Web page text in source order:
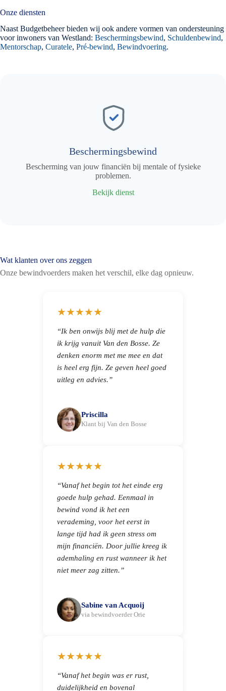
Onze diensten
Naast Budgetbeheer bieden wij ook andere vormen van ondersteuning
voor inwoners van Westland: Beschermingsbewind, Schuldenbewind,
Mentorschap, Curatele, Pré-bewind, Bewindvoering.
Beschermingsbewind
Bescherming van jouw financiën bij mentale of fysieke
problemen.
Bekijk dienst
Wat klanten over ons zeggen
Onze bewindvoerders maken het verschil, elke dag opnieuw.
★★★★★
“Ik ben onwijs blij met de hulp die
ik krijg vanuit Van den Bosse. Ze
denken enorm met me mee en dat
is heel erg fijn. Ze geven heel goed
uitleg en advies.”
Priscilla
Klant bij Van den Bosse
★★★★★
“Vanaf het begin tot het einde erg
goede hulp gehad. Eenmaal in
bewind vond ik het een
verademing, voor het eerst in
lange tijd had ik geen stress om
mijn financiën. Door jullie kreeg ik
ademhaling en rust wanneer ik het
niet meer zag zitten.”
Sabine van Acquoij
via bewindvoerder Orie
★★★★★
“Vanaf het begin was er rust,
duidelijkheid en bovenal